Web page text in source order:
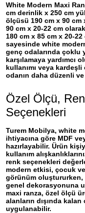
White Modern Maxi
cm derinlik x 250 cm
ölçüsü 190 cm x 90 cm
90 cm x 20-22 cm
180 cm x 85 cm x 20-22
sayesinde white
genç odalarında çoklu
karşılamaya yardımcı
kullanımı veya
odanın daha düzenli
Özel Ölçü,
Seçenekleri
Turem Mobilya, white
ihtiyacına göre MDF
hazırlayabilir. Ürün
kullanım
renk seçenekleri
modern etkisi, çocuk
görünüm oluştururken,
genel dekorasyonuna
maxi ranza, özel ölçü
alanların dışında
uygulanabilir.